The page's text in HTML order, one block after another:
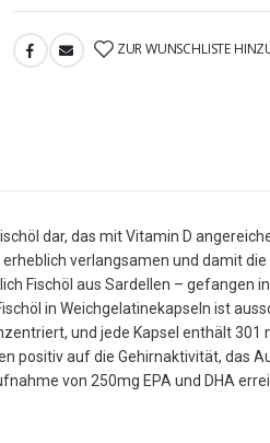
ZUR WUNSCHLISTE
dar, das mit Vitamin D
verlangsamen und damit
Fischöl aus Sardellen – gefangen
in Weichgelatinekapseln ist
und jede Kapsel enthält 301
positiv auf die Gehirnaktivität, das
von 250mg EPA und DHA